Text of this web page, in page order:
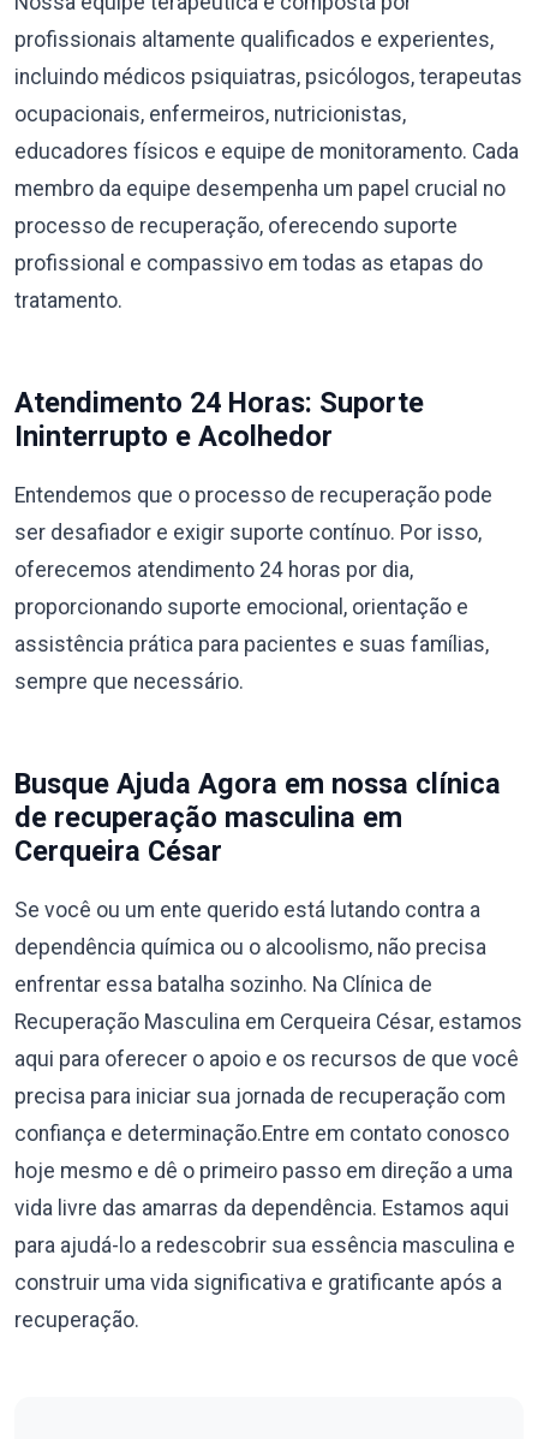
profissionais altamente qualificados e experientes,
incluindo médicos psiquiatras, psicólogos, terapeutas
ocupacionais, enfermeiros, nutricionistas,
educadores físicos e equipe de monitoramento. Cada
membro da equipe desempenha um papel crucial no
processo de recuperação, oferecendo suporte
profissional e compassivo em todas as etapas do
tratamento.
Atendimento 24 Horas: Suporte
Ininterrupto e Acolhedor
Entendemos que o processo de recuperação pode
ser desafiador e exigir suporte contínuo. Por isso,
oferecemos atendimento 24 horas por dia,
proporcionando suporte emocional, orientação e
assistência prática para pacientes e suas famílias,
sempre que necessário.
Busque Ajuda Agora em nossa clínica
de recuperação masculina em
Cerqueira César
Se você ou um ente querido está lutando contra a
dependência química ou o alcoolismo, não precisa
enfrentar essa batalha sozinho. Na Clínica de
Recuperação Masculina em Cerqueira César, estamos
aqui para oferecer o apoio e os recursos de que você
precisa para iniciar sua jornada de recuperação com
confiança e determinação.Entre em contato conosco
hoje mesmo e dê o primeiro passo em direção a uma
vida livre das amarras da dependência. Estamos aqui
para ajudá-lo a redescobrir sua essência masculina e
construir uma vida significativa e gratificante após a
recuperação.